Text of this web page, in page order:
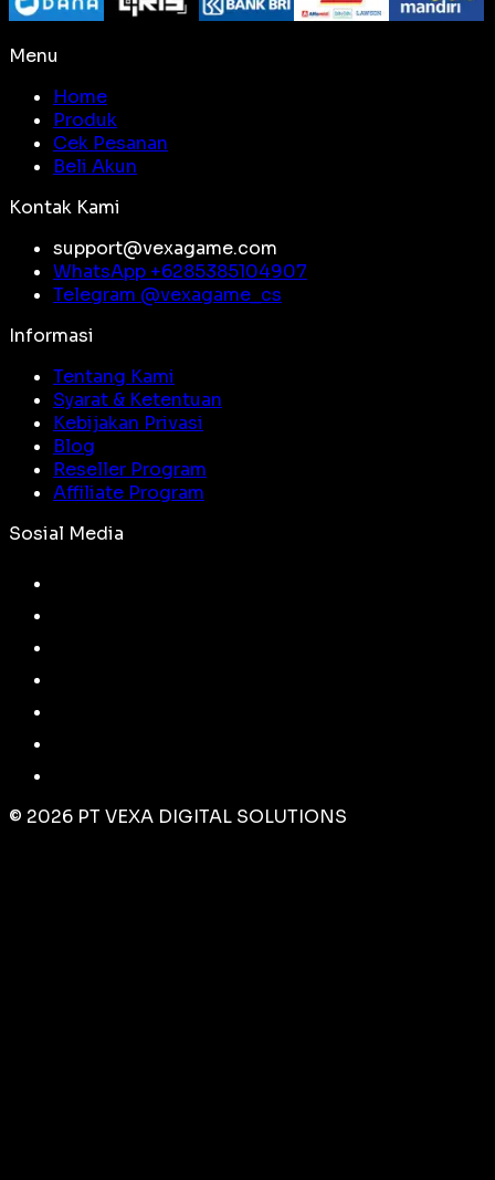
Menu
Home
Produk
Cek Pesanan
Beli Akun
Kontak Kami
support@vexagame.com
WhatsApp +6285385104907
Telegram @vexagame_cs
Informasi
Tentang Kami
Syarat & Ketentuan
Kebijakan Privasi
Blog
Reseller Program
Affiliate Program
Sosial Media
© 2026 PT VEXA DIGITAL SOLUTIONS